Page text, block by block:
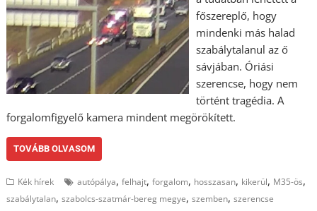
főszereplő, hogy
mindenki más halad
szabálytalanul az ő
sávjában. Óriási
szerencse, hogy nem
történt tragédia. A
forgalomfigyelő kamera mindent megörökített.
TOVÁBB OLVASOM
Kék hírek autópálya,felhajt,forgalom, hosszasan, kikerül, M35-ös,
szabálytalan,szabolcs-szatmár-bereg megye,szemben,szerencse